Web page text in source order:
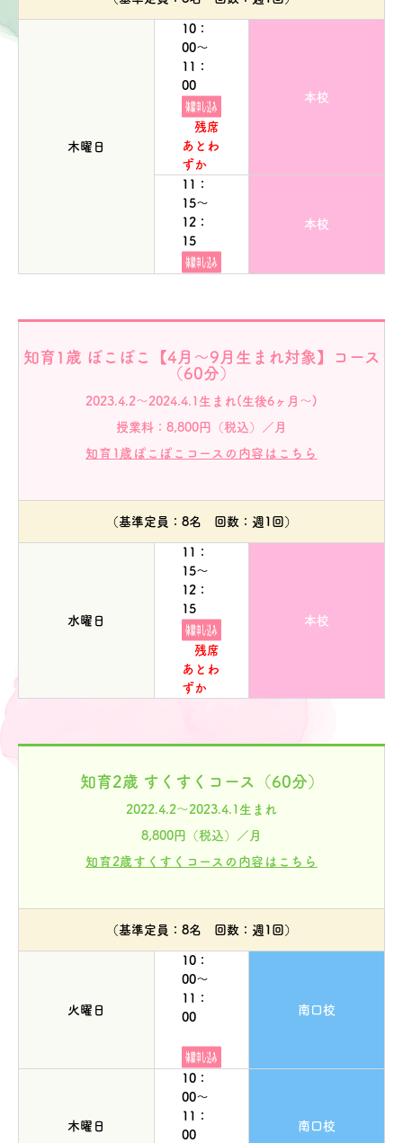
木曜日
10：
00～
11：
00
残席
あとわ
ずか
本校
11：
15～
12：
15
本校
知育1歳 ぽこぽこ【4月～9月生まれ対象】コース
（60分）
2023.4.2～2024.4.1生まれ(生後6ヶ月～)
授業料：8,800円（税込）／月
知育1歳ぽこぽこコースの内容はこちら
（基準定員：8名 回数：週1回）
水曜日
11：
15～
12：
15
残席
あとわ
ずか
本校
知育2歳 すくすくコース（60分）
2022.4.2～2023.4.1生まれ
8,800円（税込）／月
知育2歳すくすくコースの内容はこちら
（基準定員：8名 回数：週1回）
火曜日
10：
00～
11：
00
南口校
木曜日
10：
00～
11：
00
南口校